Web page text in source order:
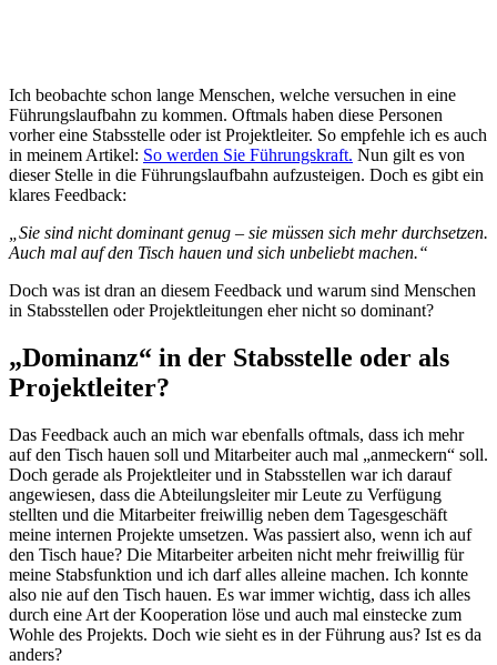
Ich beobachte schon lange Menschen, welche versuchen in eine
Führungslaufbahn zu kommen. Oftmals haben diese Personen
vorher eine Stabsstelle oder ist Projektleiter. So empfehle ich es auch
in meinem Artikel: So werden Sie Führungskraft. Nun gilt es von
dieser Stelle in die Führungslaufbahn aufzusteigen. Doch es gibt ein
klares Feedback:
„Sie sind nicht dominant genug – sie müssen sich mehr durchsetzen.
Auch mal auf den Tisch hauen und sich unbeliebt machen.“
Doch was ist dran an diesem Feedback und warum sind Menschen
in Stabsstellen oder Projektleitungen eher nicht so dominant?
„Dominanz“ in der Stabsstelle oder als
Projektleiter?
Das Feedback auch an mich war ebenfalls oftmals, dass ich mehr
auf den Tisch hauen soll und Mitarbeiter auch mal „anmeckern“ soll.
Doch gerade als Projektleiter und in Stabsstellen war ich darauf
angewiesen, dass die Abteilungsleiter mir Leute zu Verfügung
stellten und die Mitarbeiter freiwillig neben dem Tagesgeschäft
meine internen Projekte umsetzen. Was passiert also, wenn ich auf
den Tisch haue? Die Mitarbeiter arbeiten nicht mehr freiwillig für
meine Stabsfunktion und ich darf alles alleine machen. Ich konnte
also nie auf den Tisch hauen. Es war immer wichtig, dass ich alles
durch eine Art der Kooperation löse und auch mal einstecke zum
Wohle des Projekts. Doch wie sieht es in der Führung aus? Ist es da
anders?